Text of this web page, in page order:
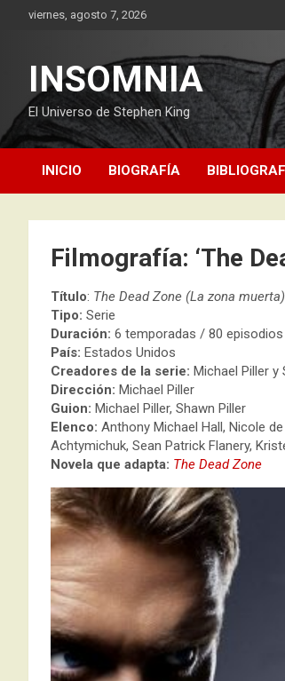
viernes, agosto 7, 2026
INSOMNIA
El Universo de Stephen King
INICIO BIOGRAFÍA
Filmografía: ‘The
Título: The Dead Zone (La zona muerta)
Tipo: Serie
Duración: 6 temporadas / 80 episodios
País: Estados Unidos
Creadores de la serie: Michael Piller y
Dirección: Michael Piller
Guion: Michael Piller, Shawn Piller
Elenco: Anthony Michael Hall, Nicole
Achtymichuk, Sean Patrick Flanery,
Novela que adapta: The Dead Zone